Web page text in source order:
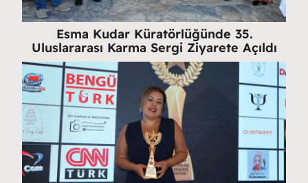
Esma Kudar Küratörlüğünde 35.
Uluslararası Karma Sergi Ziyarete Açıldı